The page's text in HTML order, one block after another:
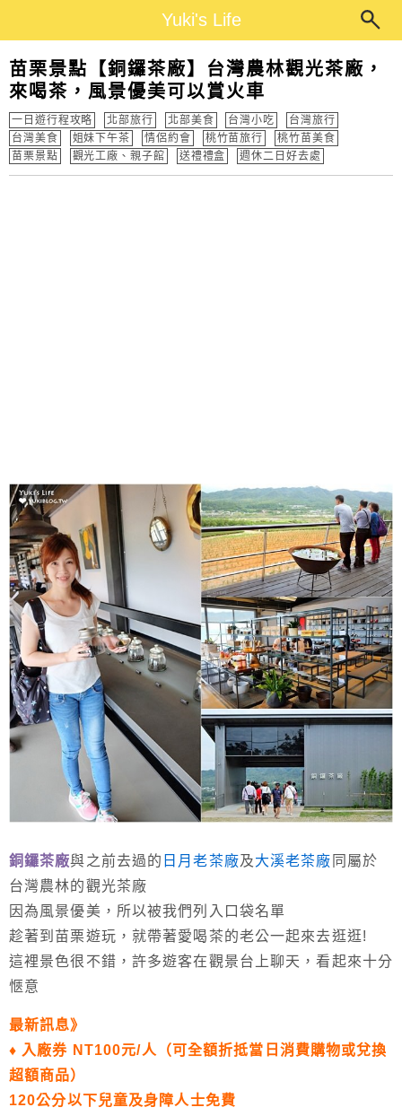
Yuki's Life
苗栗景點【銅鑼茶廠】台灣農林觀光茶廠，
來喝茶，風景優美可以賞火車
一日遊行程攻略 北部旅行 北部美食 台灣小吃
台灣旅行
台灣美食
姐妹下午茶 情侶約會 桃竹苗旅行
桃竹苗美食
苗栗景點
觀光工廠、親子館 送禮禮盒 週休二日好去處
銅鑼茶廠與之前去過的 日月老茶廠及大溪老茶廠 同屬於
台灣農林的觀光茶廠
因為風景優美，所以被我們列入口袋名單
趁著到苗栗遊玩，就帶著愛喝茶的老公一起來去逛逛!
這裡景色很不錯，許多遊客在觀景台上聊天，看起來十分
愜意
最新訊息》
♦ 入廠券 NT100元/人（可全額折抵當日消費購物或兌換
超額商品）
120公分以下兒童及身障人士免費